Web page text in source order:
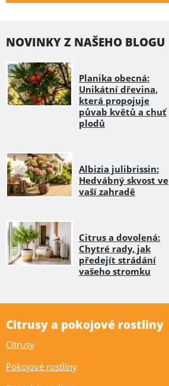
NOVINKY Z NAŠEHO BLOGU
Planika obecná:
Unikátní dřevina,
která propojuje
půvab květů a chuť
plodů
Albizia julibrissin:
Hedvábný skvost ve
vaší zahradě
Citrus a dovolená:
Chytré rady, jak
předejít strádání
vašeho stromku
Citrusy a pokojové rostliny
Citrusy
Pokojové rostliny